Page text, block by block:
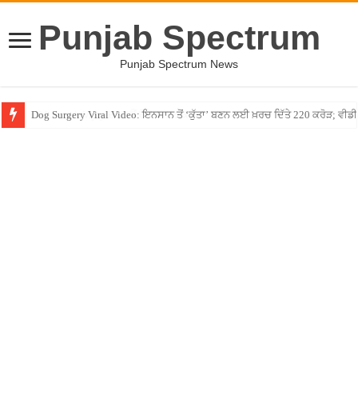
Punjab Spectrum
Punjab Spectrum News
Dog Surgery Viral Video: ਇਨਸਾਨ ਤੋਂ ‘ਕੁੱਤਾ’ ਬਣਨ ਲਈ ਖ਼ਰਚ ਦਿੱਤੇ 220 ਕਰੋੜ;
CM Joseph Vijay ਦਾ ਨਹੀਂ ਹੋਵੇਗਾ ਤਲਾਕ